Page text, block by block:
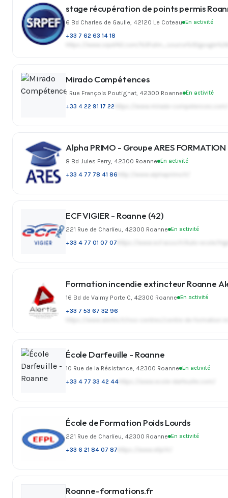
stage récupération de points permis
6 Bd Charles de Gaulle, 42120 Le Coteau En activité
+33 7 62 63 14 18
Mirado Compétences
1 Rue François Poutignat, 42300 Roanne En activité
+33 4 22 91 17 22
Alpha PRIMO - Groupe ARES FORMATION
8 Bd Jules Ferry, 42300 Roanne En activité
+33 4 77 78 41 86
ECF VIGIER - Roanne (42)
221 Rue de Charlieu, 42300 Roanne En activité
+33 4 77 01 07 07
Formation incendie extincteur Roanne
16 Bd de Valmy Porte C, 42300 Roanne En activité
+33 7 53 67 32 96
École Darfeuille - Roanne
10 Rue de la Résistance, 42300 Roanne En activité
+33 4 77 33 42 44
École de Formation Poids Lourds
221 Rue de Charlieu, 42300 Roanne En activité
+33 6 21 84 07 87
Roanne-formations.fr